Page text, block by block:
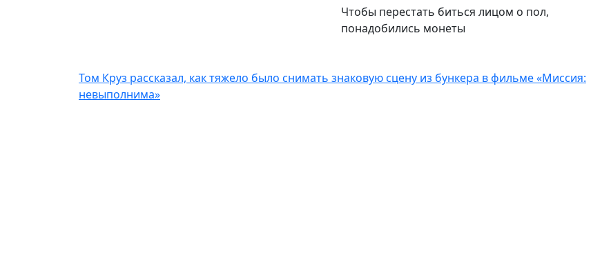
Чтобы перестать биться лицом о пол,
понадобились монеты
Том Круз рассказал, как тяжело было снимать знаковую сцену из бункера в фильме «Миссия:
невыполнима»